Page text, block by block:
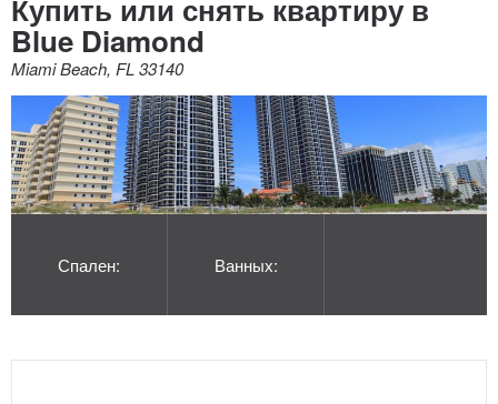
Купить или снять квартиру в
Blue Diamond
Miami Beach, FL 33140
Спален: Ванных: